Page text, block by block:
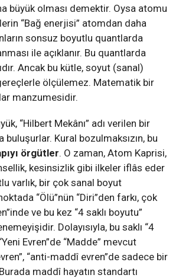
büyük olması demektir. Oysa atomu
“Bağ enerjisi” atomdan daha
sonsuz boyutlu quantlarda
ile açıklanır. Bu quantlarda
Ancak bu kütle, soyut (sanal)
ölçülemez. Matematik bir
manzumesidir.
“Hilbert Mekânı” adı verilen bir
buluşurlar. Kural bozulmaksızın, bu
örgütler. O zaman, Atom Kaprisi,
kesinsizlik gibi ilkeler iflâs eder
varlık, bir çok sanal boyut
“Ölü”nün “Diri”den farkı, çok
ve bu kez “4 saklı boyutu”
Dolayısıyla, bu saklı “4
Evren”de “Madde” mevcut
“anti-maddî evren”de sadece bir
maddî hayatın standartı